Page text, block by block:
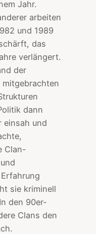
Jahr.
arbeiten
und 1989
das
verlängert.
der
dann
einsah und
Clan-
sie kriminell
den 90er-
Clans den